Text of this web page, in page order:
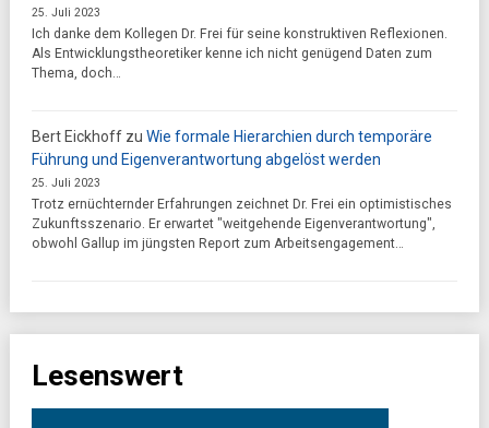
25. Juli 2023
Ich danke dem Kollegen Dr. Frei für seine konstruktiven Reflexionen.
Als Entwicklungstheoretiker kenne ich nicht genügend Daten zum
Thema, doch…
Bert Eickhoffzu Wie formale Hierarchien durch temporäre
Führung und Eigenverantwortung abgelöst werden
25. Juli 2023
Trotz ernüchternder Erfahrungen zeichnet Dr. Frei ein optimistisches
Zukunftsszenario. Er erwartet "weitgehende Eigenverantwortung",
obwohl Gallup im jüngsten Report zum Arbeitsengagement…
Lesenswert